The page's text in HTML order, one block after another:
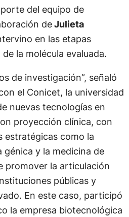
del equipo de
deJulieta
en las etapas
la molécula evaluada.
de investigación”, señaló
el Conicet, la universidad
nuevas tecnologías en
proyección clínica, con
estratégicas como la
génica y la medicina de
promover la articulación
públicas y
En este caso, participó
la empresa biotecnológica